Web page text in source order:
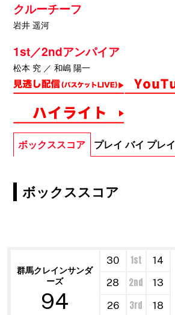
クルーチーフ
岩井 遥河
1st／2ndアンパイア
松本 究 ／ 和嶋 陽一
ボックススコア プレイ バイ プレイ
ボックススコア
群馬クレインサンダ
ーズ
94
30 1st
14
28 2nd
13
26
3rd
18